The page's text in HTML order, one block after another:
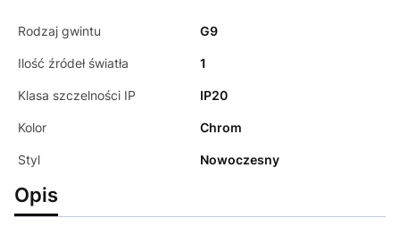
Rodzaj gwintu G9
Ilość źródeł światła 1
Klasa szczelności IP IP20
Kolor Chrom
Styl Nowoczesny
Opis